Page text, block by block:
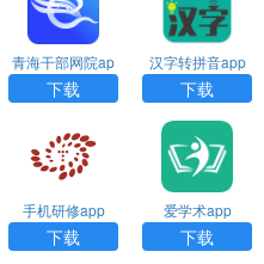
青海干部网院ap
p
下载
汉字转拼音app
下载
手机研修app
下载
爱学术app
下载